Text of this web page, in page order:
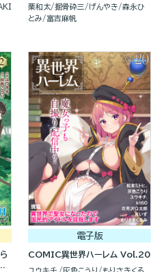
栗和太 掘骨砕三 げんやき
森永ひ
とみ
富吉麻帆
電子版
COMIC異世界ハーレム Vol.20